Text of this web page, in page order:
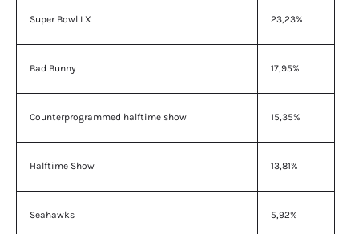
Super Bowl LX 23,23%
Bad Bunny 17,95%
Counterprogrammed halftime show 15,35%
Halftime Show 13,81%
Seahawks 5,92%